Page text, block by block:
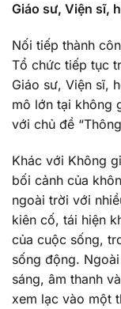
Giáo sư, Viện sĩ,
Nối tiếp thành
Tổ chức tiếp tục
Giáo sư, Viện sĩ,
mô lớn tại không
với chủ đề
Khác với Không
bối cảnh của
ngoài trời với
kiên cố, tái hiện
của cuộc sống,
sống động.
sáng, âm thanh
xem lạc vào một